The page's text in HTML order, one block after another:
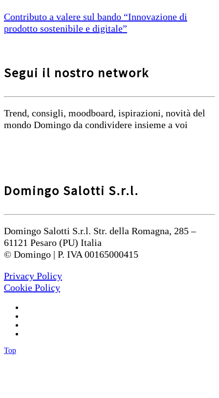
Contributo a valere sul bando “Innovazione di
prodotto sostenibile e digitale”
Segui il nostro network
Trend, consigli, moodboard, ispirazioni, novità del
mondo Domingo da condividere insieme a voi
Domingo Salotti S.r.l.
Domingo Salotti S.r.l. Str. della Romagna, 285 –
61121 Pesaro (PU) Italia
© Domingo | P. IVA 00165000415
Privacy Policy
Cookie Policy
Top